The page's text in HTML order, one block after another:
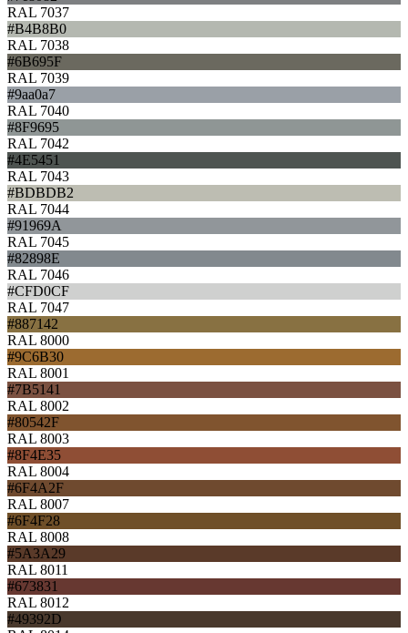
RAL 7037
#B4B8B0
RAL 7038
#6B695F
RAL 7039
#9aa0a7
RAL 7040
#8F9695
RAL 7042
#4E5451
RAL 7043
#BDBDB2
RAL 7044
#91969A
RAL 7045
#82898E
RAL 7046
#CFD0CF
RAL 7047
#887142
RAL 8000
#9C6B30
RAL 8001
#7B5141
RAL 8002
#80542F
RAL 8003
#8F4E35
RAL 8004
#6F4A2F
RAL 8007
#6F4F28
RAL 8008
#5A3A29
RAL 8011
#673831
RAL 8012
#49392D